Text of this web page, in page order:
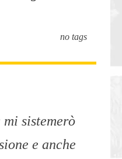
no tags
mi sistemerò
e anche